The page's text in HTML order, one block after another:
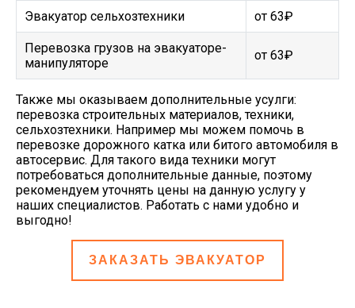
Эвакуатор сельхозтехники от 63₽
Перевозка грузов на эвакуаторе-
манипуляторе
от 63₽
Также мы оказываем дополнительные усулги:
перевозка строительных материалов, техники,
сельхозтехники. Например мы можем помочь в
перевозке дорожного катка или битого автомобиля в
автосервис. Для такого вида техники могут
потребоваться дополнительные данные, поэтому
рекомендуем уточнять цены на данную услугу у
наших специалистов. Работать с нами удобно и
выгодно!
ЗАКАЗАТЬ ЭВАКУАТОР